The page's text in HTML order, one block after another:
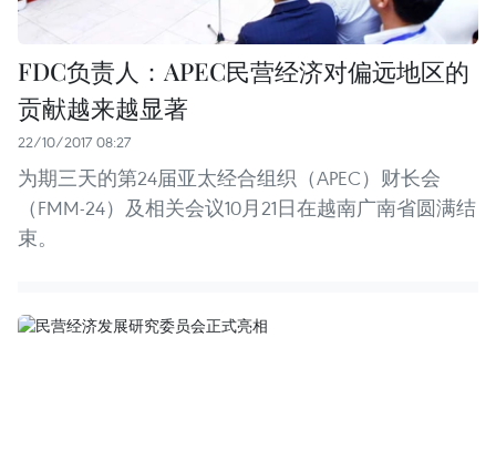
FDC负责人：APEC民营经济对偏远地区的
贡献越来越显著
22/10/2017 08:27
为期三天的第24届亚太经合组织（APEC）财长会
（FMM-24）及相关会议10月21日在越南广南省圆满结
束。